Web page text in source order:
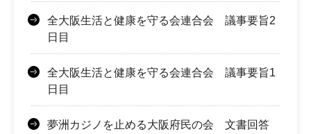
全大阪生活と健康を守る会連合会 議事要旨2
日目
全大阪生活と健康を守る会連合会 議事要旨1
日目
夢洲カジノを止める大阪府民の会 文書回答